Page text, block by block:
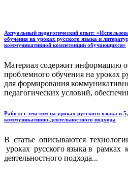
Актуальный педагогический опыт:
обучения на уроках русского языка и
коммуникативной компетенции обучающихся»
Материал содержит информацию
проблемного обучения на уроках
для формирования
педагогических условий,
Работа с текстом на уроках русского языка в
коммуникативно-деятельностного подхода
В статье описываются
уроках русского языка в рамках
деятельностного подхода...